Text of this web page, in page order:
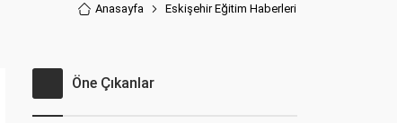
Anasayfa Eskişehir Eğitim Haberleri
Öne Çıkanlar